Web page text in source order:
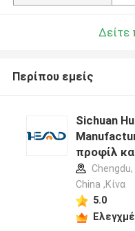
Δείτε
Περίπου εμείς
Sichuan
προφίλ
China ,Κίνα
5.0